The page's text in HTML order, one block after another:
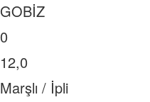
GOBİZ
0
12,0
Marşlı / İpli